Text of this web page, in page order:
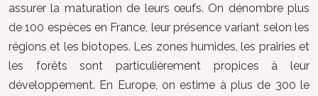
assurer la maturation de leurs œufs. On dénombre plus
de 100 espèces en France, leur présence variant selon les
régions et les biotopes. Les zones humides, les prairies et
les forêts sont particulièrement propices à leur
développement. En Europe, on estime à plus de 300 le